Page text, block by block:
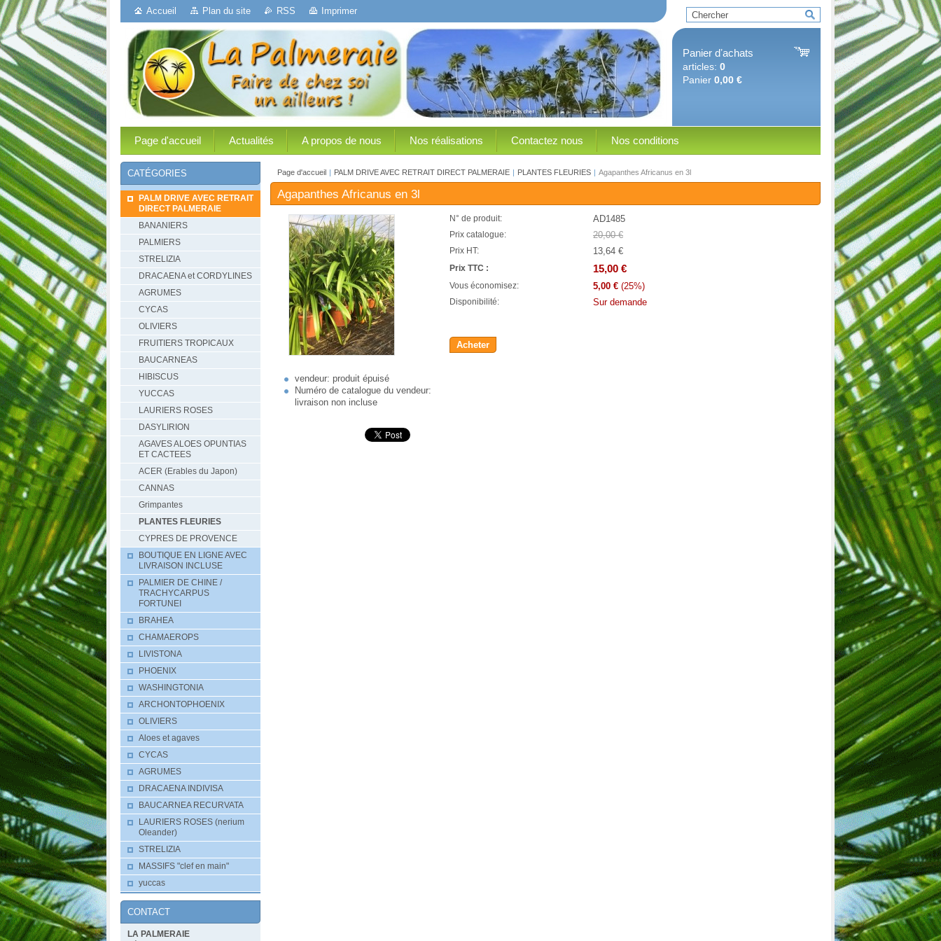
Accueil Plan du site RSS Imprimer
Panier dʼachats
articles: 0
Panier 0,00 €
Page d'accueil Actualités A propos de nous Nos réalisations Contactez nous Nos conditions
Page d'accueil | PALM DRIVE AVEC RETRAIT DIRECT PALMERAIE | PLANTES FLEURIES | Agapanthes Africanus en 3l
Agapanthes Africanus en 3l
vendeur: produit épuisé
Numéro de catalogue du vendeur:
livraison non incluse
N° de produit: AD1485
Prix catalogue: 20,00 €
Prix HT: 13,64 €
Prix TTC : 15,00 €
Vous économisez: 5,00 € (25%)
Disponibilité: Sur demande
Acheter
CATÉGORIES
PALM DRIVE AVEC RETRAIT
DIRECT PALMERAIE
BANANIERS
PALMIERS
STRELIZIA
DRACAENA et CORDYLINES
AGRUMES
CYCAS
OLIVIERS
FRUITIERS TROPICAUX
BAUCARNEAS
HIBISCUS
YUCCAS
LAURIERS ROSES
DASYLIRION
AGAVES ALOES OPUNTIAS
ET CACTEES
ACER (Erables du Japon)
CANNAS
Grimpantes
PLANTES FLEURIES
CYPRES DE PROVENCE
BOUTIQUE EN LIGNE AVEC
LIVRAISON INCLUSE
PALMIER DE CHINE /
TRACHYCARPUS
FORTUNEI
BRAHEA
CHAMAEROPS
LIVISTONA
PHOENIX
WASHINGTONIA
ARCHONTOPHOENIX
OLIVIERS
Aloes et agaves
CYCAS
AGRUMES
DRACAENA INDIVISA
BAUCARNEA RECURVATA
LAURIERS ROSES (nerium
Oleander)
STRELIZIA
MASSIFS "clef en main"
yuccas
CONTACT
LA PALMERAIE